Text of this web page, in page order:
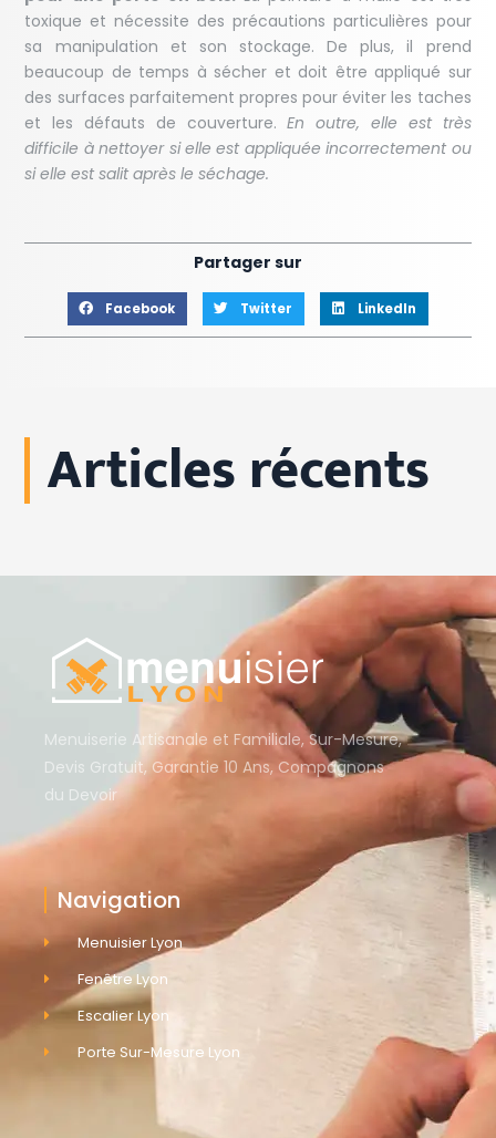
toxique et nécessite des précautions particulières pour
sa manipulation et son stockage. De plus, il prend
beaucoup de temps à sécher et doit être appliqué sur
des surfaces parfaitement propres pour éviter les taches
et les défauts de couverture.En outre, elle est très
difficile à nettoyer si elle est appliquée incorrectement ou
si elle est salit après le séchage.
Partager sur
Facebook Twitter LinkedIn
Articles récents
Menuiserie Artisanale et Familiale, Sur-Mesure,
Devis Gratuit, Garantie 10 Ans, Compagnons
du Devoir
Navigation
Menuisier Lyon
Fenêtre Lyon
Escalier Lyon
Porte Sur-Mesure Lyon